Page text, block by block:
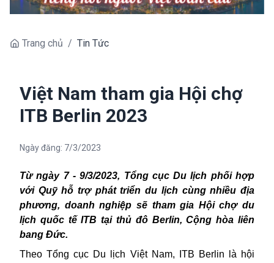
Trang chủ / Tin Tức
Việt Nam tham gia Hội chợ
ITB Berlin 2023
Ngày đăng: 7/3/2023
Từ ngày 7 - 9/3/2023, Tổng cục Du lịch phối hợp
với Quỹ hỗ trợ phát triển du lịch cùng nhiều địa
phương, doanh nghiệp sẽ tham gia Hội chợ du
lịch quốc tế ITB tại thủ đô Berlin, Cộng hòa liên
bang Đức.
Theo Tổng cục Du lịch Việt Nam, ITB Berlin là hội